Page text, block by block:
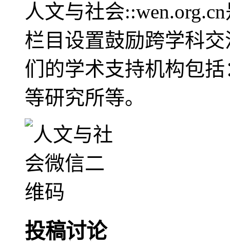
人文与社会
栏目设置鼓励跨学科
们的学术支持机构包
等研究所等。
投稿讨论